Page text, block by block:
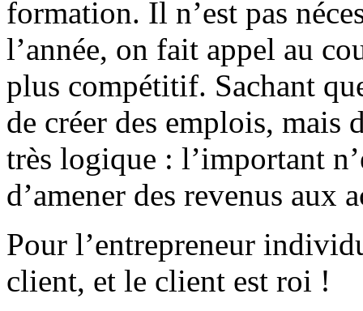
formation. Il n’est pas
l’année, on fait appel au
plus compétitif. Sachant
de créer des emplois, mais
très logique : l’important
d’amener des revenus aux
Pour l’entrepreneur
client, et le client est roi !